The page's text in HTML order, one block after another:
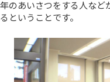
年のあいさつをする人など
るということです。